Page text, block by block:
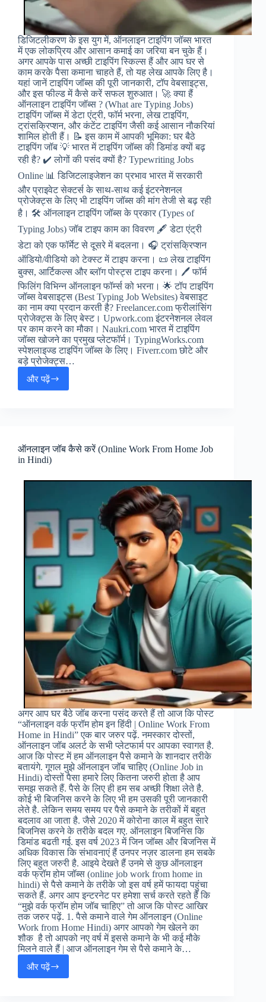
डिजिटलीकरण के इस युग में, ऑनलाइन टाइपिंग जॉब्स भारत
में एक लोकप्रिय और आसान कमाई का जरिया बन चुके हैं।
अगर आपके पास अच्छी टाइपिंग स्किल्स हैं और आप घर से
काम करके पैसा कमाना चाहते हैं, तो यह लेख आपके लिए है।
यहां जानें टाइपिंग जॉब्स की पूरी जानकारी, टॉप वेबसाइट्स,
और इस फील्ड में कैसे करें सफल शुरुआत। 🚀 क्या हैं
ऑनलाइन टाइपिंग जॉब्स ? (What are Typing Jobs)
टाइपिंग जॉब्स में डेटा एंट्री, फॉर्म भरना, लेख टाइपिंग,
ट्रांसक्रिप्शन, और कंटेंट टाइपिंग जैसी कई आसान नौकरियां
शामिल होती हैं। 📝 इस काम में आपकी भूमिका: घर बैठे
टाइपिंग जॉब 💡 भारत में टाइपिंग जॉब्स की डिमांड क्यों बढ़
रही है? ✔️ लोगों की पसंद क्यों है? Typewriting Jobs
Online 📊 डिजिटलाइजेशन का प्रभाव भारत में सरकारी
और प्राइवेट सेक्टर्स के साथ-साथ कई इंटरनेशनल
प्रोजेक्ट्स के लिए भी टाइपिंग जॉब्स की मांग तेजी से बढ़ रही
है। 🛠️ ऑनलाइन टाइपिंग जॉब्स के प्रकार (Types of
Typing Jobs) जॉब टाइप काम का विवरण 🖋️ डेटा एंट्री
डेटा को एक फॉर्मेट से दूसरे में बदलना। 🎧 ट्रांसक्रिप्शन
ऑडियो/वीडियो को टेक्स्ट में टाइप करना। 📜 लेख टाइपिंग
बुक्स, आर्टिकल्स और ब्लॉग पोस्ट्स टाइप करना। 🖊️ फॉर्म
फिलिंग विभिन्न ऑनलाइन फॉर्म्स को भरना। 🌟 टॉप टाइपिंग
जॉब्स वेबसाइट्स (Best Typing Job Websites) वेबसाइट
का नाम क्या प्रदान करती है? Freelancer.com फ्रीलांसिंग
प्रोजेक्ट्स के लिए बेस्ट। Upwork.com इंटरनेशनल लेवल
पर काम करने का मौका। Naukri.com भारत में टाइपिंग
जॉब्स खोजने का प्रमुख प्लेटफॉर्म। TypingWorks.com
स्पेशलाइज्ड टाइपिंग जॉब्स के लिए। Fiverr.com छोटे और
बड़े प्रोजेक्ट्स…
और पढ़ें
💻
:
घर
का
आसान
तरीका!
ऑनलाइन जॉब कैसे करें (Online Work From Home Job
in Hindi)
अगर आप घर बैठे जॉब करना पसंद करते हैं तो आज कि पोस्ट
“ऑनलाइन वर्क फ्रॉम होम इन हिंदी | Online Work From
Home in Hindi” एक बार जरुर पढ़ें. नमस्कार दोस्तों,
ऑनलाइन जॉब अलर्ट के सभी प्लेटफार्म पर आपका स्वागत है.
आज कि पोस्ट में हम ऑनलाइन पैसे कमाने के शानदार तरीके
बतायंगे. गूगल मुझे ऑनलाइन जॉब चाहिए (Online Job in
Hindi) दोस्तों पैसा हमारे लिए कितना जरुरी होता है आप
समझ सकते हैं. पैसे के लिए ही हम सब अच्छी शिक्षा लेते है.
कोई भी बिजनिस करने के लिए भी हम उसकी पूरी जानकारी
लेते है. लेकिन समय समय पर पैसे कमाने के तरीकों में बहुत
बदलाव आ जाता है. जैसे 2020 में कोरोना काल में बहुत सारे
बिजनिस करने के तरीके बदल गए. ऑनलाइन बिजनिस कि
डिमांड बढती गई. इस वर्ष 2023 में जिन जॉब्स और बिजनिस में
अधिक विकास कि संभावनाएं हैं उनपर नज़र डालना हम सबके
लिए बहुत जरुरी है. आइये देखते हैं उनमे से कुछ ऑनलाइन
वर्क फ्रॉम होम जॉब्स (online job work from home in
hindi) से पैसे कमाने के तरीके जो इस वर्ष हमें फायदा पहुंचा
सकते हैं. अगर आप इन्टरनेट पर हमेशा सर्च करते रहते हैं कि
“मुझे वर्क फ्रॉम होम जॉब चाहिए” तो आज कि पोस्ट आखिर
तक जरुर पढ़ें. 1. पैसे कमाने वाले गेम ऑनलाइन (Online
Work from Home Hindi) अगर आपको गेम खेलने का
शौक है तो आपको नए वर्ष में इससे कमाने के भी कई मौके
मिलने वाले हैं | आज ऑनलाइन गेम से पैसे कमाने के…
और पढ़ेंऑनलाइन